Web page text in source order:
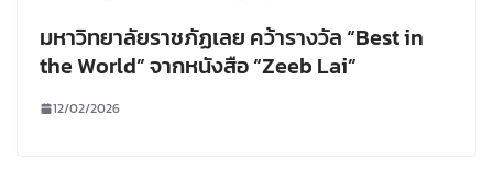
มหาวิทยาลัยราชภัฏเลย คว้ารางวัล “Best in
the World” จากหนังสือ “Zeeb Lai”
12/02/2026